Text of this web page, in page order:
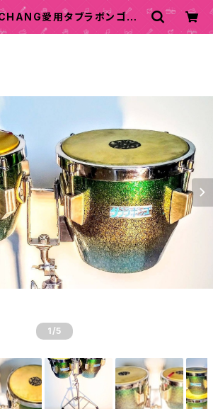
愛用タブラボンゴB |
印の『タブラボンゴ製
1 /5